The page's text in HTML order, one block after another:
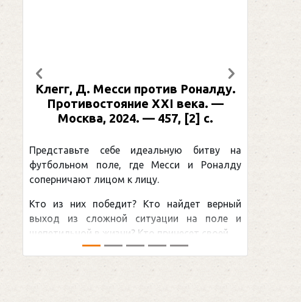
Клегг, Д. Месси против Роналду.
Противостояние XXI века. —
Москва, 2024. — 457, [2] с.
Представьте себе идеальную битву на
футбольном поле, где Месси и Роналду
соперничают лицом к лицу.
Кто из них победит? Кто найдет верный
выход из сложной ситуации на поле и
щепетильной в жизни? Кто принесет своей ...
Предыдущий Следующий